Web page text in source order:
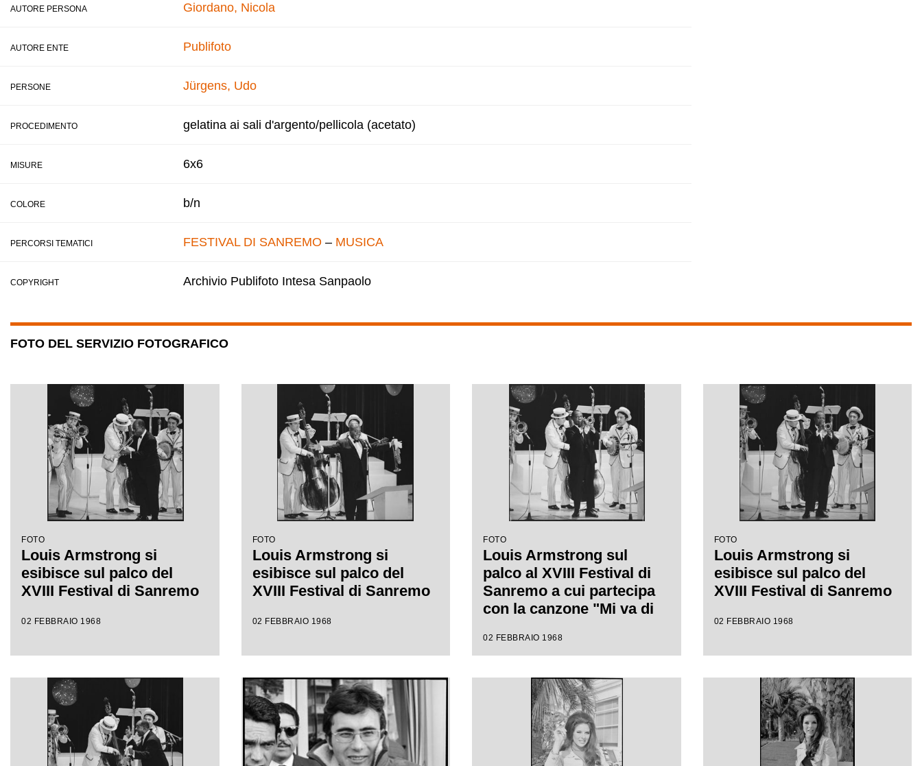
AUTORE PERSONA Giordano, Nicola
AUTORE ENTE Publifoto
PERSONE Jürgens, Udo
PROCEDIMENTO gelatina ai sali d'argento/pellicola (acetato)
MISURE 6x6
COLORE b/n
PERCORSI TEMATICI FESTIVAL DI SANREMO – MUSICA
COPYRIGHT Archivio Publifoto Intesa Sanpaolo
FOTO DEL SERVIZIO FOTOGRAFICO
FOTO
Louis Armstrong si
esibisce sul palco del
XVIII Festival di Sanremo
02 FEBBRAIO 1968
FOTO
Louis Armstrong si
esibisce sul palco del
XVIII Festival di Sanremo
02 FEBBRAIO 1968
FOTO
Louis Armstrong sul
palco al XVIII Festival di
Sanremo a cui partecipa
con la canzone "Mi va di
02 FEBBRAIO 1968
FOTO
Louis Armstrong si
esibisce sul palco del
XVIII Festival di Sanremo
02 FEBBRAIO 1968